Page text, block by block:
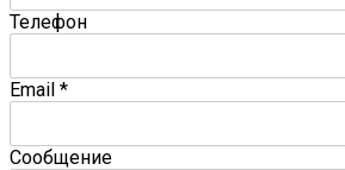
Телефон
Email *
Сообщение